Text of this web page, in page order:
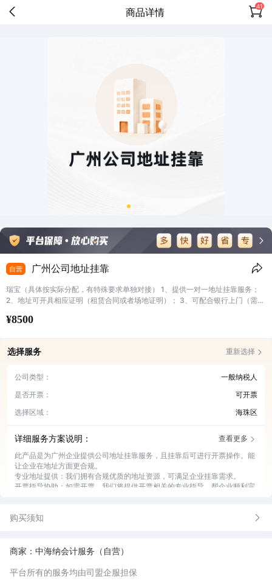
商品详情 41
自营 广州公司地址挂靠
瑞宝（具体按实际分配，有特殊要求单独对接） 1、提供一对一地址挂靠服务；
2、地址可开具相应证明（租赁合同或者场地证明）； 3、可配合银行上门（需提
万，超过需要更换一般纳税人地址 6、说明中地址为目前现有的，后期有更新以
¥8500
选择服务 重新选择
公司类型：
一般纳税人
是否开票：
可开票
选择区域：
海珠区
详细服务方案说明：
查看更多
此产品是为广州企业提供公司地址挂靠服务，且挂靠后可进行开票操作。能
让企业在地址方面更合规。
专业地址提供：我们拥有合规优质的地址资源，可满足企业挂靠需求。
开票指导协助：如需开票，我们将提供开票相关的专业指导，帮企业顺利完
地址维护管理：持续对挂靠地址进行维护管理，确保地址稳定可用。
购买须知
商家：中海纳会计服务（自营）
平台所有的服务均由司盟企服担保